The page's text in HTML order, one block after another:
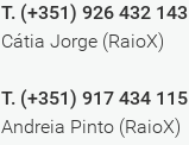
T. (+351) 926 432 143
Cátia Jorge (RaioX)
T. (+351) 917 434 115
Andreia Pinto (RaioX)